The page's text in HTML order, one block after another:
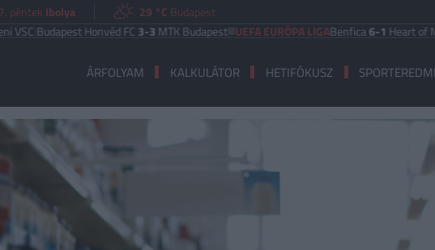
péntek Ibolya 29 °C Budapest
Honvéd FC3-3MTK Budapest UEFA EURÓPA LIGABenfica6-1Heart of
ÁRFOLYAM KALKULÁTOR HETIFÓKUSZ